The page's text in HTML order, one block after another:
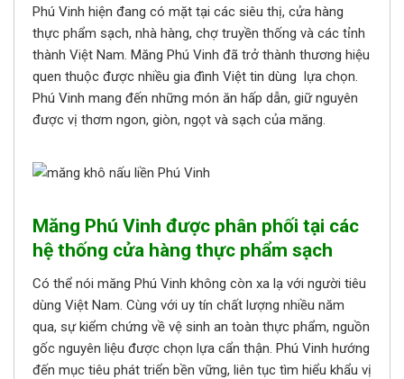
Phú Vinh hiện đang có mặt tại các siêu thị, cửa hàng
thực phẩm sạch, nhà hàng, chợ truyền thống và các tỉnh
thành Việt Nam. Măng Phú Vinh đã trở thành thương hiệu
quen thuộc được nhiều gia đình Việt tin dùng lựa chọn.
Phú Vinh mang đến những món ăn hấp dẫn, giữ nguyên
được vị thơm ngon, giòn, ngọt và sạch của măng.
Măng Phú Vinh được phân phối tại các
hệ thống cửa hàng thực phẩm sạch
Có thể nói măng Phú Vinh không còn xa lạ với người tiêu
dùng Việt Nam. Cùng với uy tín chất lượng nhiều năm
qua, sự kiểm chứng về vệ sinh an toàn thực phẩm, nguồn
gốc nguyên liệu được chọn lựa cẩn thận. Phú Vinh hướng
đến mục tiêu phát triển bền vững, liên tục tìm hiểu khẩu vị